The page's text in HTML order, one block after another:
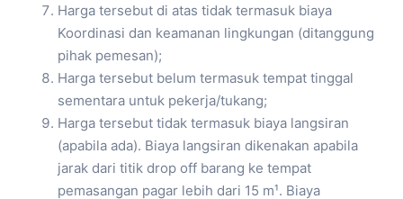
Harga tersebut di atas tidak termasuk biaya
Koordinasi dan keamanan lingkungan (ditanggung
pihak pemesan);
Harga tersebut belum termasuk tempat tinggal
sementara untuk pekerja/tukang;
Harga tersebut tidak termasuk biaya langsiran
(apabila ada). Biaya langsiran dikenakan apabila
jarak dari titik drop off barang ke tempat
pemasangan pagar lebih dari 15 m¹. Biaya